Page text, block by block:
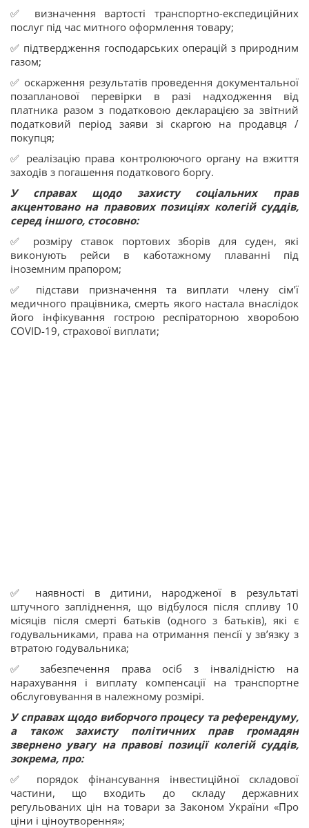
✅ визначення вартості транспортно-експедиційних
послуг під час митного оформлення товару;
✅ підтвердження господарських операцій з природним
газом;
✅ оскарження результатів проведення документальної
позапланової перевірки в разі надходження від
платника разом з податковою декларацією за звітний
податковий період заяви зі скаргою на продавця /
покупця;
✅ реалізацію права контролюючого органу на вжиття
заходів з погашення податкового боргу.
У справах щодо захисту соціальних прав
акцентовано на правових позиціях колегій суддів,
серед іншого, стосовно:
✅ розміру ставок портових зборів для суден, які
виконують рейси в каботажному плаванні під
іноземним прапором;
✅ підстави призначення та виплати члену сім’ї
медичного працівника, смерть якого настала внаслідок
його інфікування гострою респіраторною хворобою
COVID-19, страхової виплати;
✅ наявності в дитини, народженої в результаті
штучного запліднення, що відбулося після спливу 10
місяців після смерті батьків (одного з батьків), які є
годувальниками, права на отримання пенсії у зв’язку з
втратою годувальника;
✅ забезпечення права осіб з інвалідністю на
нарахування і виплату компенсації на транспортне
обслуговування в належному розмірі.
У справах щодо виборчого процесу та референдуму,
а також захисту політичних прав громадян
звернено увагу на правові позиції колегій суддів,
зокрема, про:
✅ порядок фінансування інвестиційної складової
частини, що входить до складу державних
регульованих цін на товари за Законом України «Про
ціни і ціноутворення»;